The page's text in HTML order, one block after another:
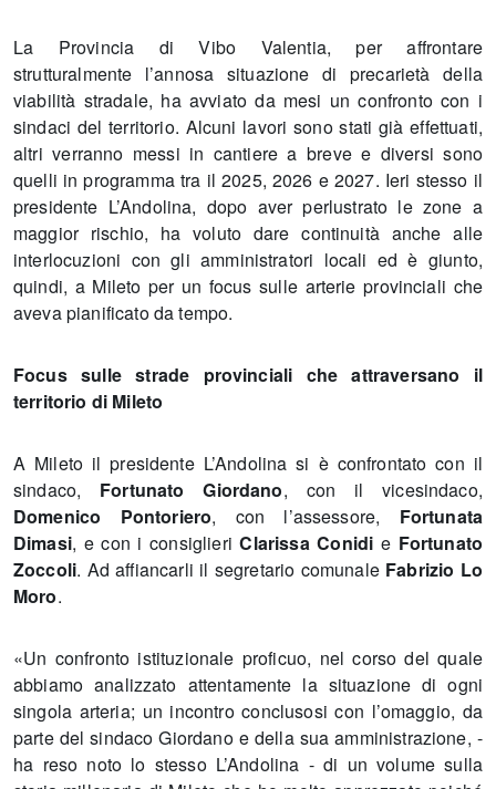
La Provincia di Vibo Valentia, per affrontare
strutturalmente l’annosa situazione di precarietà della
viabilità stradale, ha avviato da mesi un confronto con i
sindaci del territorio. Alcuni lavori sono stati già effettuati,
altri verranno messi in cantiere a breve e diversi sono
quelli in programma tra il 2025, 2026 e 2027. Ieri stesso il
presidente L’Andolina, dopo aver perlustrato le zone a
maggior rischio, ha voluto dare continuità anche alle
interlocuzioni con gli amministratori locali ed è giunto,
quindi, a Mileto per un focus sulle arterie provinciali che
aveva pianificato da tempo.
Focus sulle strade provinciali che attraversano il
territorio di Mileto
A Mileto il presidente L’Andolina si è confrontato con il
sindaco, Fortunato Giordano, con il vicesindaco,
Domenico Pontoriero, con l’assessore, Fortunata
Dimasi, e con i consiglieriClarissa Conidi e Fortunato
Zoccoli. Ad affiancarli il segretario comunale Fabrizio Lo
Moro.
«Un confronto istituzionale proficuo, nel corso del quale
abbiamo analizzato attentamente la situazione di ogni
singola arteria; un incontro conclusosi con l’omaggio, da
parte del sindaco Giordano e della sua amministrazione, -
ha reso noto lo stesso L’Andolina - di un volume sulla